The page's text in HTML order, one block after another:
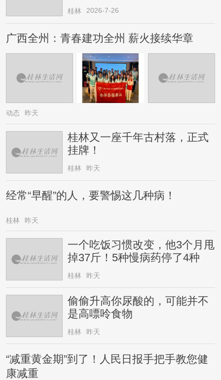
桂林 2026-7-26
广西全州：青春建功全州 薪火接续华章
动态 昨天
桂林又一座千年古村落，正式
挂牌！
桂林 昨天
经常“早醒”的人，要警惕这几种病！
桂林 昨天
一个吃饭习惯改变，他3个月甩
掉37斤！5种慢病药停了4种
桂林 昨天
偷偷升高你尿酸的，可能并不
是高嘌呤食物
桂林 昨天
“减重黄金期”到了！人民日报手把手教您健
康减重